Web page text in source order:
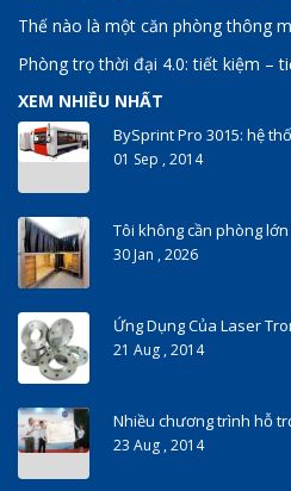
NSE4 exam,
350-080 dumps,
9L0-066 Exam ,
300-115 test
1V0-601 exam ,
300-135 exam
70-246 Study Guides
000-105 exam
70-417 pdf
CISSP dumps
,
000-017 Study Guides ,
PMP certification
70-410 Study Guides ,
ADM-201 Study Guides,
000-080 test
Thế nào là một căn phòng thông
Phòng trọ thời đại 4.0: tiết kiệm –
XEM NHIỀU NHẤT
BySprint Pro 3015: hệ
01 Sep , 2014
Tôi không cần phòng
30 Jan , 2026
Ứng Dụng Của Laser
21 Aug , 2014
Nhiều chương trình hỗ
23 Aug , 2014